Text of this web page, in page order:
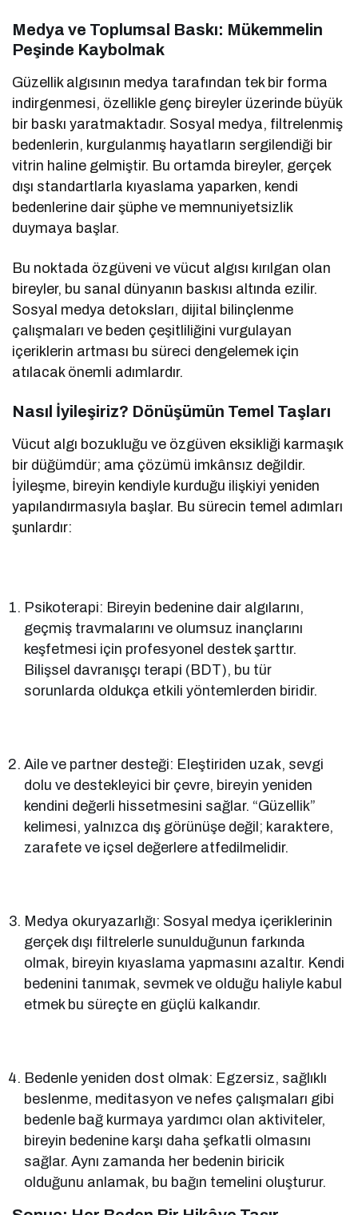
Medya ve Toplumsal Baskı: Mükemmelin
Peşinde Kaybolmak
Güzellik algısının medya tarafından tek bir forma
indirgenmesi, özellikle genç bireyler üzerinde büyük
bir baskı yaratmaktadır. Sosyal medya, filtrelenmiş
bedenlerin, kurgulanmış hayatların sergilendiği bir
vitrin haline gelmiştir. Bu ortamda bireyler, gerçek
dışı standartlarla kıyaslama yaparken, kendi
bedenlerine dair şüphe ve memnuniyetsizlik
duymaya başlar.
Bu noktada özgüveni ve vücut algısı kırılgan olan
bireyler, bu sanal dünyanın baskısı altında ezilir.
Sosyal medya detoksları, dijital bilinçlenme
çalışmaları ve beden çeşitliliğini vurgulayan
içeriklerin artması bu süreci dengelemek için
atılacak önemli adımlardır.
Nasıl İyileşiriz? Dönüşümün Temel Taşları
Vücut algı bozukluğu ve özgüven eksikliği karmaşık
bir düğümdür; ama çözümü imkânsız değildir.
İyileşme, bireyin kendiyle kurduğu ilişkiyi yeniden
yapılandırmasıyla başlar. Bu sürecin temel adımları
şunlardır:
Psikoterapi: Bireyin bedenine dair algılarını,
geçmiş travmalarını ve olumsuz inançlarını
keşfetmesi için profesyonel destek şarttır.
Bilişsel davranışçı terapi (BDT), bu tür
sorunlarda oldukça etkili yöntemlerden biridir.
Aile ve partner desteği: Eleştiriden uzak, sevgi
dolu ve destekleyici bir çevre, bireyin yeniden
kendini değerli hissetmesini sağlar. “Güzellik”
kelimesi, yalnızca dış görünüşe değil; karaktere,
zarafete ve içsel değerlere atfedilmelidir.
Medya okuryazarlığı: Sosyal medya içeriklerinin
gerçek dışı filtrelerle sunulduğunun farkında
olmak, bireyin kıyaslama yapmasını azaltır. Kendi
bedenini tanımak, sevmek ve olduğu haliyle kabul
etmek bu süreçte en güçlü kalkandır.
Bedenle yeniden dost olmak: Egzersiz, sağlıklı
beslenme, meditasyon ve nefes çalışmaları gibi
bedenle bağ kurmaya yardımcı olan aktiviteler,
bireyin bedenine karşı daha şefkatli olmasını
sağlar. Aynı zamanda her bedenin biricik
olduğunu anlamak, bu bağın temelini oluşturur.